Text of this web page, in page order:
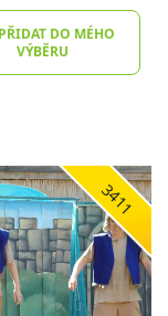
PŘIDAT DO MÉHO
VÝBĚRU
3411